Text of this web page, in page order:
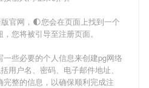
官网，🌓您会在页面上找到一个
您将被引导至注册页面。
些必要的个人信息来创建pg网络
用户名、密码、电子邮件地址、
整的信息，以确保顺利完成注